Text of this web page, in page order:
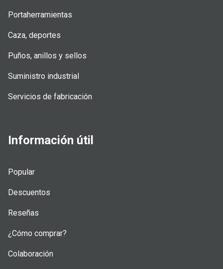
Portaherramientas
Caza, deportes
Puños, anillos y sellos
Suministro industrial
Servicios de fabricación
Información útil
Popular
Descuentos
Reseñas
¿Cómo comprar?
Colaboración